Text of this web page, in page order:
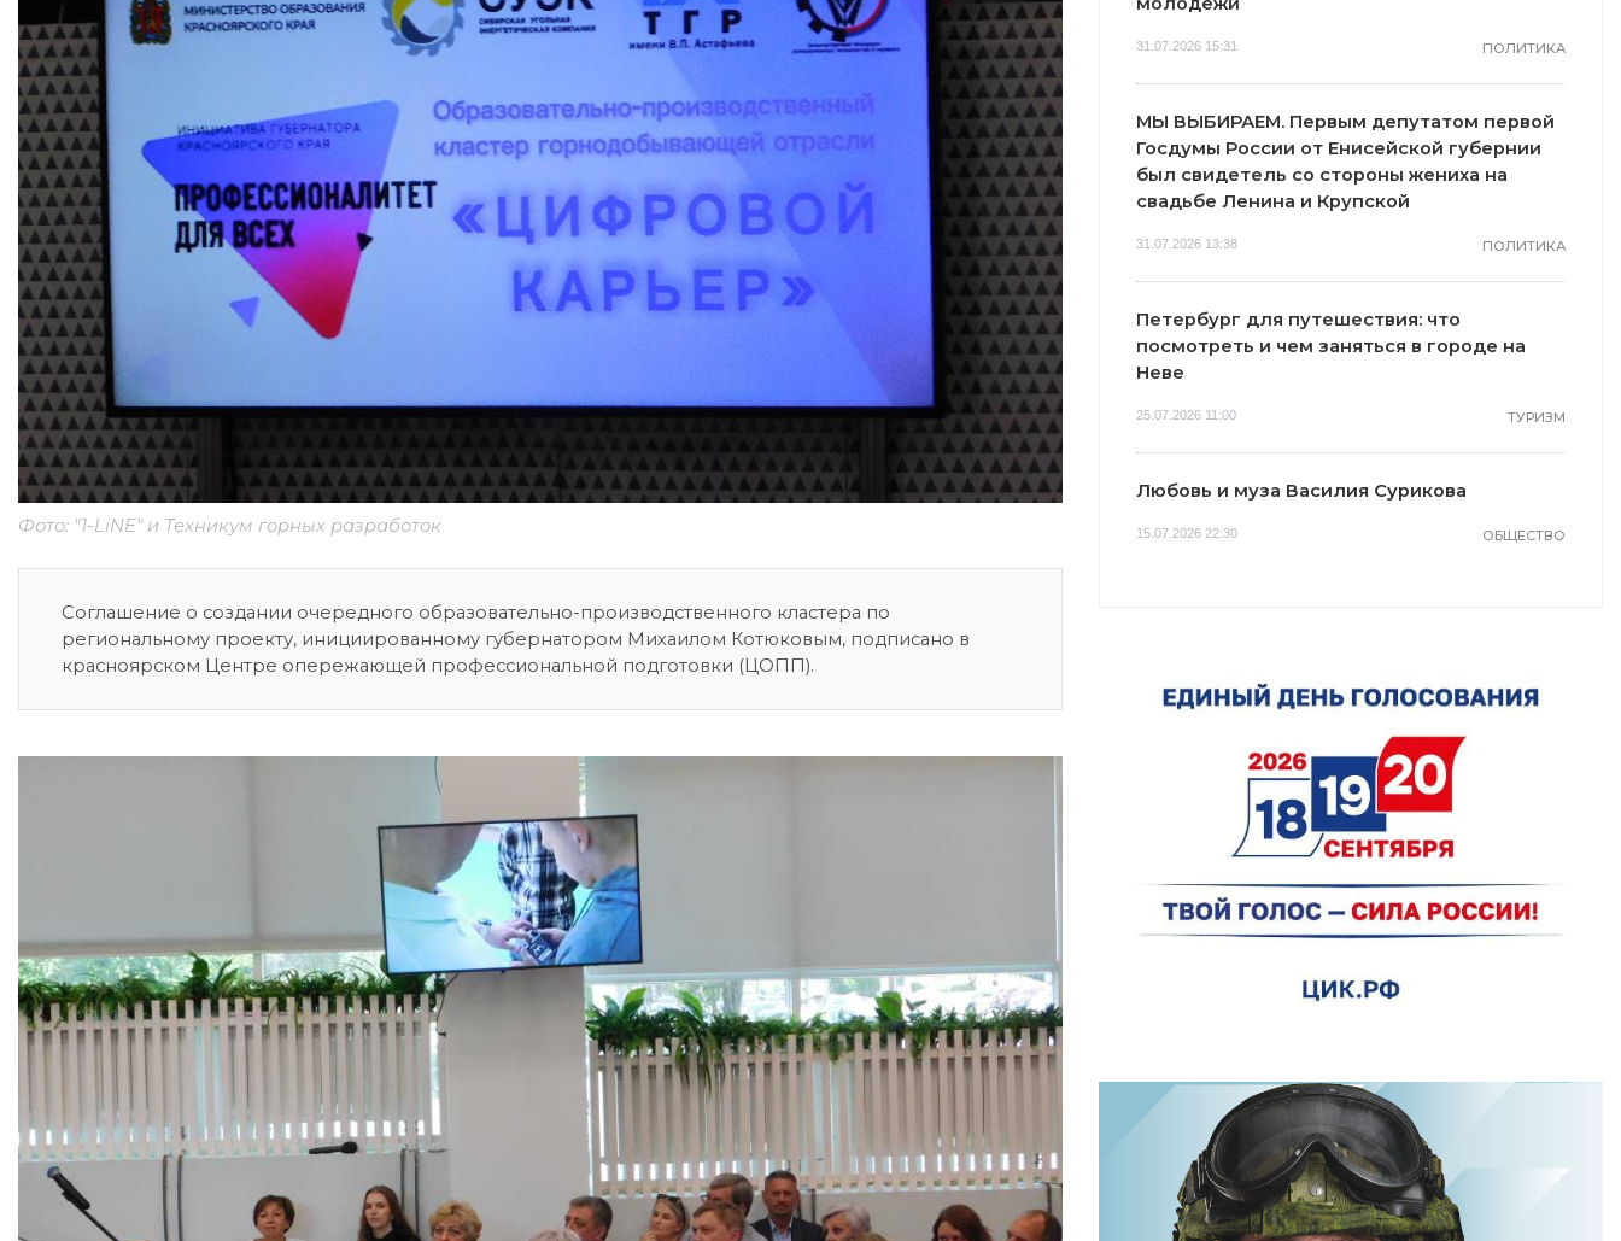
Фото: "1-LiNE" и Техникум горных разработок
Соглашение о создании очередного образовательно-производственного кластера по
региональному проекту, инициированному губернатором Михаилом Котюковым, подписано в
красноярском Центре опережающей профессиональной подготовки (ЦОПП).
31.07.2026 15:31 ПОЛИТИКА
МЫ ВЫБИРАЕМ. Первым депутатом первой
Госдумы России от Енисейской губернии
был свидетель со стороны жениха на
свадьбе Ленина и Крупской
31.07.2026 13:38 ПОЛИТИКА
Петербург для путешествия: что
посмотреть и чем заняться в городе на
Неве
25.07.2026 11:00 ТУРИЗМ
Любовь и муза Василия Сурикова
15.07.2026 22:30 ОБЩЕСТВО